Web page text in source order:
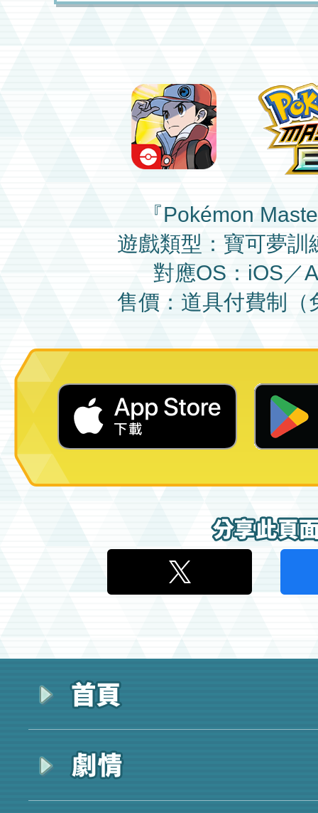
『Pokémon
遊戲類型：寶可夢訓
對應OS：iOS／
售價：道具付費制（